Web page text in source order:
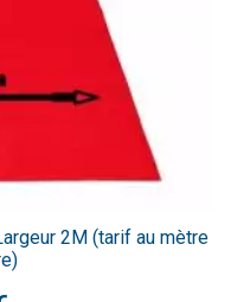
2M (tarif au mètre